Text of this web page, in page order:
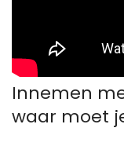
Innemen
waar moet